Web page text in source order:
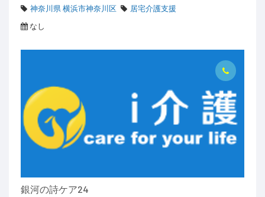
神奈川県 横浜市神奈川区
居宅介護支援
なし
銀河の詩ケア24